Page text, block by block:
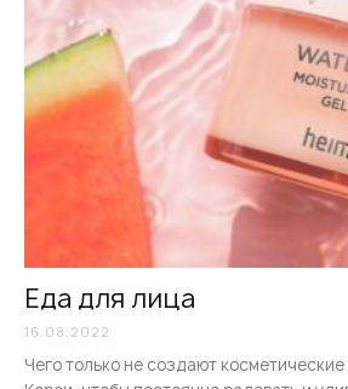
Еда для лица
16.08.2022
Чего только не создают